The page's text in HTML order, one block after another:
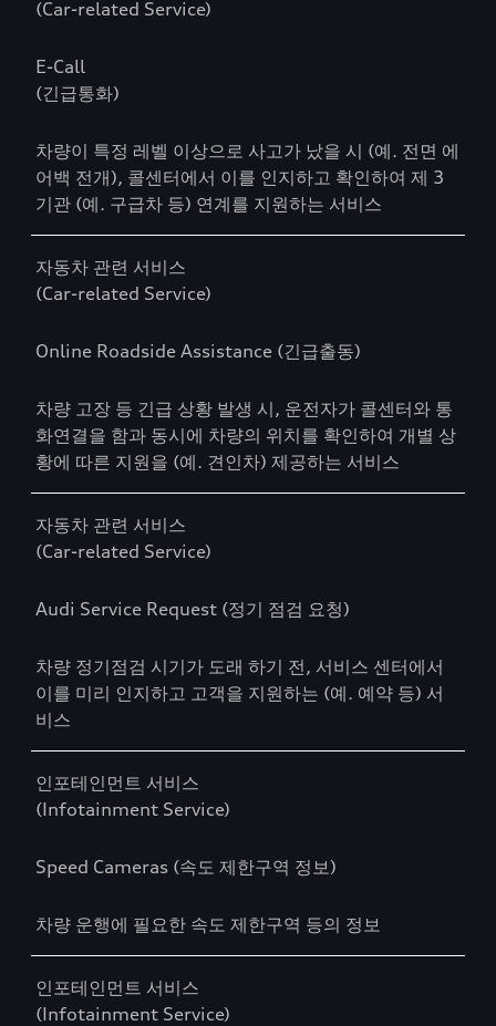
(Car-related Service)
E-Call
(긴급통화)
차량이 특정 레벨 이상으로 사고가 났을 시 (예. 전면 에
어백 전개), 콜센터에서 이를 인지하고 확인하여 제 3
기관 (예. 구급차 등) 연계를 지원하는 서비스
자동차 관련 서비스
(Car-related Service)
Online Roadside Assistance (긴급출동)
차량 고장 등 긴급 상황 발생 시, 운전자가 콜센터와 통
화연결을 함과 동시에 차량의 위치를 확인하여 개별 상
황에 따른 지원을 (예. 견인차) 제공하는 서비스
자동차 관련 서비스
(Car-related Service)
Audi Service Request (정기 점검 요청)
차량 정기점검 시기가 도래 하기 전, 서비스 센터에서
이를 미리 인지하고 고객을 지원하는 (예. 예약 등) 서
비스
인포테인먼트 서비스
(Infotainment Service)
Speed Cameras (속도 제한구역 정보)
차량 운행에 필요한 속도 제한구역 등의 정보
인포테인먼트 서비스
(Infotainment Service)